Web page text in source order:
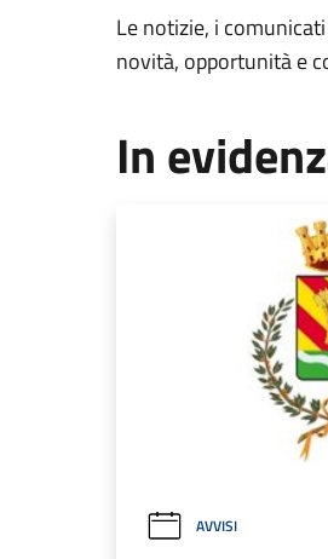
Le notizie, i
novità, opportunità e
In
AVVISI